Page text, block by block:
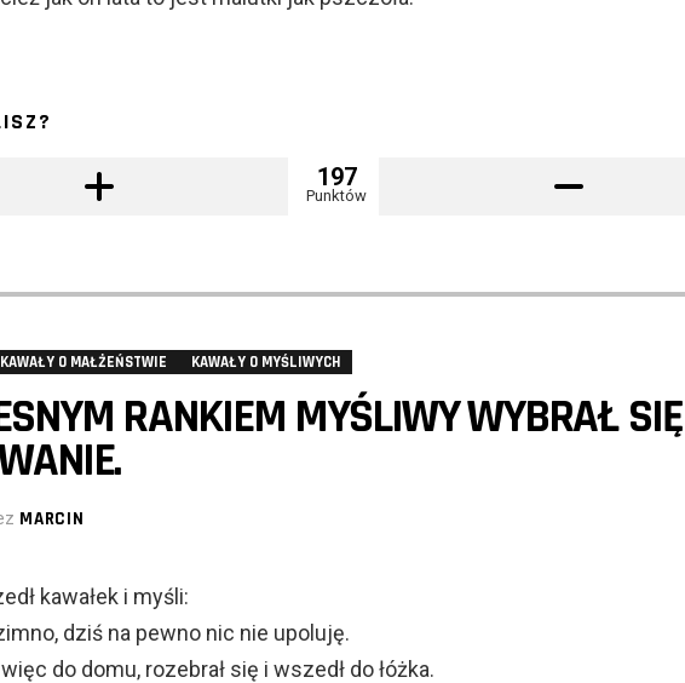
197
Punktów
KAWAŁY O MAŁŻEŃSTWIE KAWAŁY O MYŚLIWYCH
RANKIEM MYŚLIWY WYBRAŁ
MARCIN
kawałek i myśli:
dziś na pewno nic nie upoluję.
do domu, rozebrał się i wszedł do łóżka.